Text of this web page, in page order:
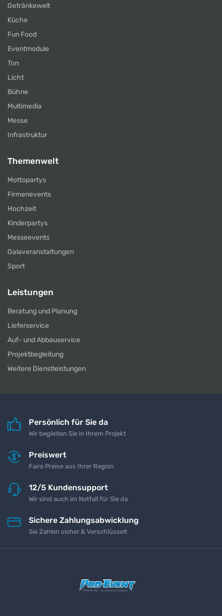
Getränkewelt
Küche
Fun Food
Eventmodule
Ton
Licht
Bühne
Multimedia
Messe
Infrastruktur
Themenwelt
Mottopartys
Firmenevents
Hochzeit
Kinderpartys
Messeevents
Galaveranstaltungen
Sport
Leistungen
Beratung und Planung
Lieferservice
Auf- und Abbauservice
Projektbegleitung
Weitere Dienstleistungen
Persönlich für Sie da
Wir begleiten Sie in Ihrem Projekt
Preiswert
Faire Preise aus Ihrer Region
12/5 Kundensupport
Wir sind auch im Notfall für Sie da
Sichere Zahlungsabwicklung
Sie Zahlen sicher & Verschlüsselt